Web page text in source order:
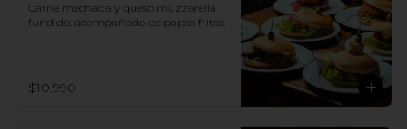
Carne mechada y queso muzzarella
fundido, acompañado de papas fritas.
$10.990